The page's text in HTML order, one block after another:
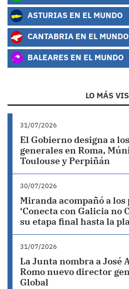
ASTURIAS EN EL MUNDO
CANTABRIA EN EL MUNDO
BALEARES EN EL MUNDO
LO MÁS
31/07/2026
El Gobierno designa a
generales en Roma,
Toulouse y Perpiñán
30/07/2026
Miranda acompañó a
‘Conecta con Galicia no
su etapa final hasta la
31/07/2026
La Junta nombra a José
Romo nuevo director
Global